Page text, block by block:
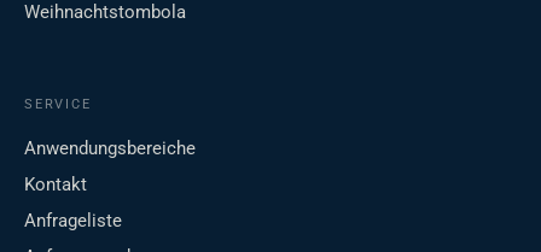
Weihnachtstombola
SERVICE
Anwendungsbereiche
Kontakt
Anfrageliste